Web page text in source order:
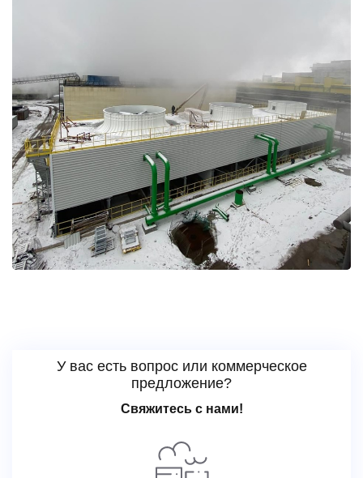
У вас есть вопрос или коммерческое
предложение?
Свяжитесь с нами!